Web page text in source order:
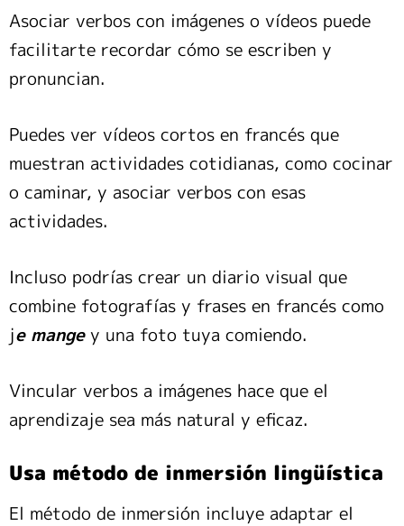
Asociar verbos con imágenes o vídeos puede
facilitarte recordar cómo se escriben y
pronuncian.
Puedes ver vídeos cortos en francés que
muestran actividades cotidianas, como cocinar
o caminar, y asociar verbos con esas
actividades.
Incluso podrías crear un diario visual que
combine fotografías y frases en francés como
je mangey una foto tuya comiendo.
Vincular verbos a imágenes hace que el
aprendizaje sea más natural y eficaz.
Usa método de inmersión lingüística
El método de inmersión incluye adaptar el